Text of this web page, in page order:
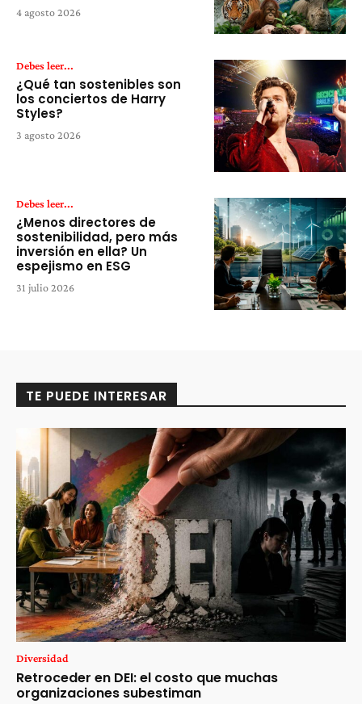
4 agosto 2026
Debes leer...
¿Qué tan sostenibles son
los conciertos de Harry
Styles?
3 agosto 2026
Debes leer...
¿Menos directores de
sostenibilidad, pero más
inversión en ella? Un
espejismo en ESG
31 julio 2026
TE PUEDE INTERESAR
Diversidad
Retroceder en DEI: el costo que muchas
organizaciones subestiman